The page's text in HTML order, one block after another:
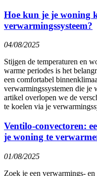
Hoe kun je je woning
verwarmingssysteem?
04/08/2025
Stijgen de temperaturen en
warme periodes is het
een comfortabel
verwarmingssystemen die
artikel overlopen we de
te koelen via je
Ventilo-convectoren:
je woning te
01/08/2025
Zoek je een verwarmings-